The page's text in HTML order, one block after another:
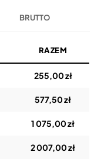
BRUTTO
RAZEM
255,00 zł
577,50 zł
1 075,00 zł
2 007,00 zł